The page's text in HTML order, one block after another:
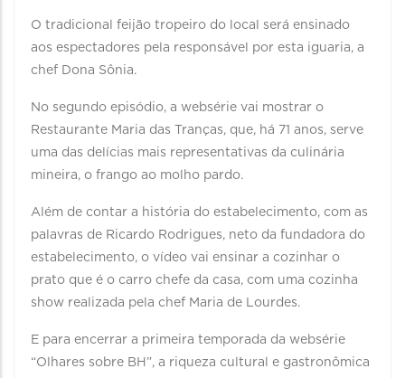
O tradicional feijão tropeiro do local será ensinado
aos espectadores pela responsável por esta iguaria, a
chef Dona Sônia.
No segundo episódio, a websérie vai mostrar o
Restaurante Maria das Tranças, que, há 71 anos, serve
uma das delícias mais representativas da culinária
mineira, o frango ao molho pardo.
Além de contar a história do estabelecimento, com as
palavras de Ricardo Rodrigues, neto da fundadora do
estabelecimento, o vídeo vai ensinar a cozinhar o
prato que é o carro chefe da casa, com uma cozinha
show realizada pela chef Maria de Lourdes.
E para encerrar a primeira temporada da websérie
“Olhares sobre BH”, a riqueza cultural e gastronômica